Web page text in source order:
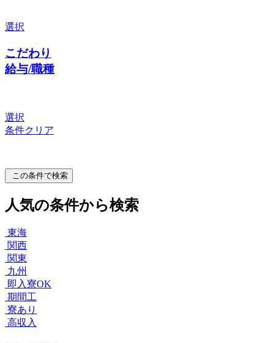
選択
こだわり
給与/職種
選択
条件クリア
この条件で検索
人気の条件から検索
東海
関西
関東
九州
即入寮OK
期間工
寮あり
高収入